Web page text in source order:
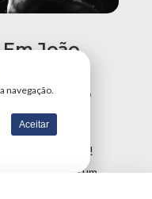
João
Dos
Do
tá destruidora!
eventos em um
navegação.
Aceitar